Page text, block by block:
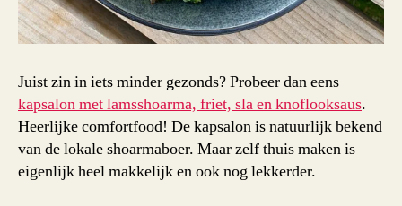
Juist zin in iets minder gezonds? Probeer dan eens
kapsalon met lamsshoarma, friet, sla en knoflooksaus.
Heerlijke comfortfood! De kapsalon is natuurlijk bekend
van de lokale shoarmaboer. Maar zelf thuis maken is
eigenlijk heel makkelijk en ook nog lekkerder.